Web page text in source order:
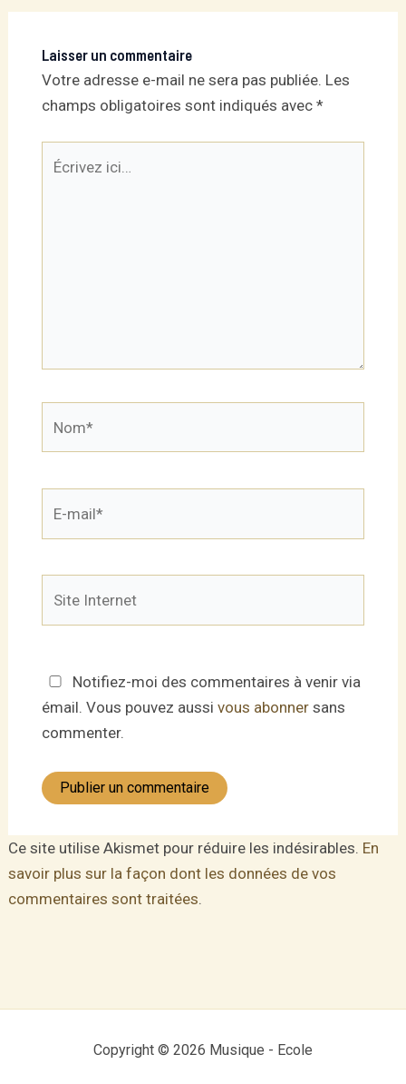
Laisser un commentaire
Votre adresse e-mail ne sera pas publiée. Les
champs obligatoires sont indiqués avec *
ici…
Notifiez-moi des commentaires à venir via
émail. Vous pouvez aussi vous abonnersans
commenter.
Ce site utilise Akismet pour réduire les indésirables. En
savoir plus sur la façon dont les données de vos
commentaires sont traitées.
Copyright © 2026 Musique - Ecole